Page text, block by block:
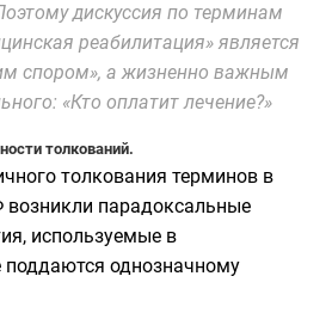
дискуссия по терминам
реабилитация» является
спором», а жизненно важным
«Кто оплатит лечение?»
толкований.
толкования терминов в
возникли парадоксальные
используемые в
поддаются однозначному